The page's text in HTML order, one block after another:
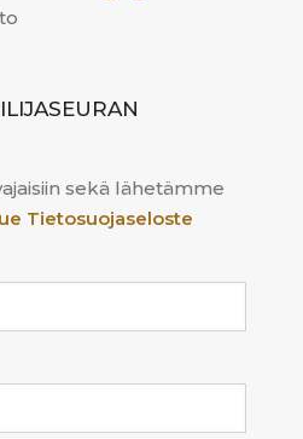
sekä lähetämme
Tietosuojaseloste